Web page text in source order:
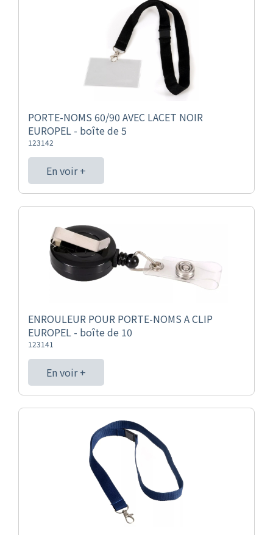
PORTE-NOMS 60/90 AVEC LACET NOIR
EUROPEL - boîte de 5
123142
En voir +
ENROULEUR POUR PORTE-NOMS A CLIP
EUROPEL - boîte de 10
123141
En voir +